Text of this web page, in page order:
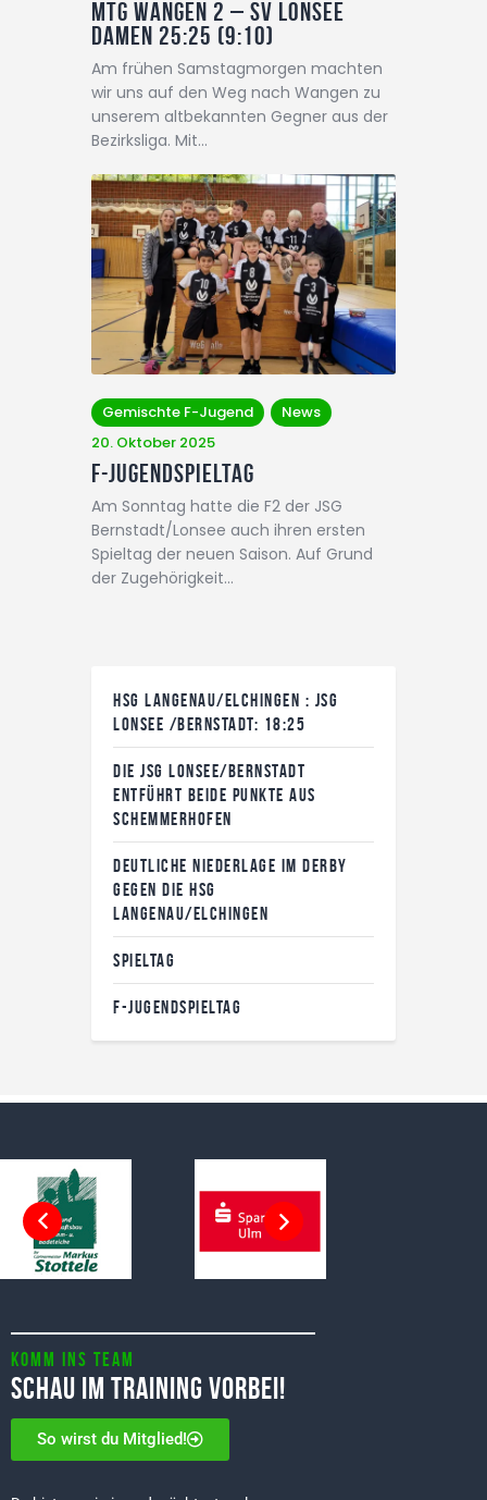
MTG Wangen 2 – SV Lonsee
Damen 25:25 (9:10)
Am frühen Samstagmorgen machten
wir uns auf den Weg nach Wangen zu
unserem altbekannten Gegner aus der
Bezirksliga. Mit…
Gemischte F-Jugend
News
20. Oktober 2025
F-Jugendspieltag
Am Sonntag hatte die F2 der JSG
Bernstadt/Lonsee auch ihren ersten
Spieltag der neuen Saison. Auf Grund
der Zugehörigkeit…
HSG LANGENAU/ELCHINGEN : JSG
LONSEE /BERNSTADT: 18:25
DIE JSG LONSEE/BERNSTADT
ENTFÜHRT BEIDE PUNKTE AUS
SCHEMMERHOFEN
DEUTLICHE NIEDERLAGE IM DERBY
GEGEN DIE HSG
LANGENAU/ELCHINGEN
SPIELTAG
F-JUGENDSPIELTAG
Komm ins Team
Schau im Training vorbei!
So wirst du Mitglied!